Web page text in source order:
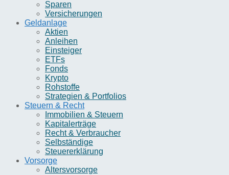
Sparen
Versicherungen
Geldanlage
Aktien
Anleihen
Einsteiger
ETFs
Fonds
Krypto
Rohstoffe
Strategien & Portfolios
Steuern & Recht
Immobilien & Steuern
Kapitalerträge
Recht & Verbraucher
Selbständige
Steuererklärung
Vorsorge
Altersvorsorge